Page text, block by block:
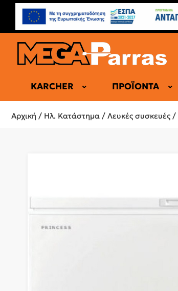
KARCHER ΠΡΟΪΌΝΤΑ
Αρχική / Ηλ. Κατάστημα / Λευκές συσκευές /